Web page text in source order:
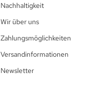
Nachhaltigkeit
Wir über uns
Zahlungsmöglichkeiten
Versandinformationen
Newsletter